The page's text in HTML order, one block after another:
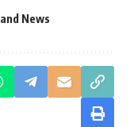
News